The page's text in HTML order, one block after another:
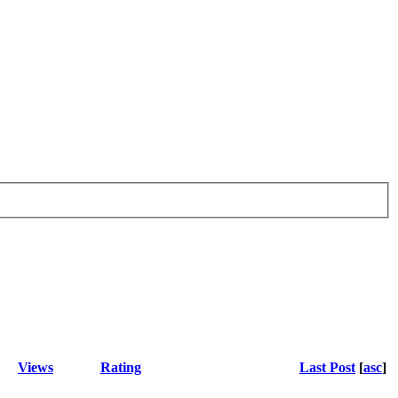
Views Rating Last Post [asc]